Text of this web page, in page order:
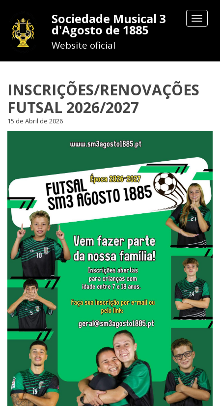
Toggle
Sociedade Musical 3
d'Agosto de 1885
Website oficial
INSCRIÇÕES/RENOVAÇÕES
FUTSAL 2026/2027
15 de Abril de 2026